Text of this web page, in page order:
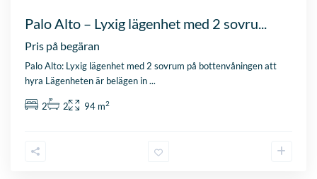
Palo Alto – Lyxig lägenhet med 2 sovru...
Pris på begäran
Palo Alto: Lyxig lägenhet med 2 sovrum på bottenvåningen att
hyra Lägenheten är belägen in...
2 2 94 m2